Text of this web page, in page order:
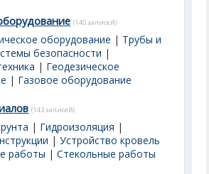
(140 записей)
оборудование | Трубы и
безопасности |
| Геодезическое
| Газовое оборудование
(143 записей)
| Гидроизоляция |
|Устройство кровель
работы |Стекольные работы